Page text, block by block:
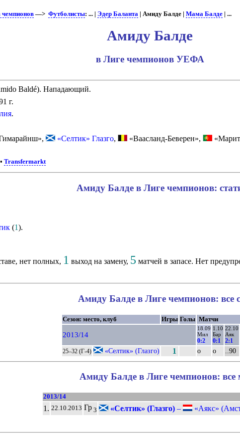
чемпионов—> Футболисты: ... | Эдер Баланта| Амиду Балде | Мама Балде| ...
Амиду Балде
в Лиге чемпионов УЕФА
Baldé). Нападающий.
г.
.
«Селтик» Глазго, «Ваасланд-Беверен»,
Transfermarkt
Амиду Балде в Лиге чемпионов:
(1).
нет полных, 1 выход на замену, 5 матчей в запасе. Нет
Амиду Балде в Лиге чемпионов: все
Сезон: место, клуб Игры Голы Матчи
2013/14
18.09
Мил
0:2
1.10
Бар
0:1
22.10
Аяк
2:1
25–32 (Г-4) «Селтик» (Глазго) 1 о о ..90
Амиду Балде в Лиге чемпионов: все
2013/14
1. 22.10.2013 Гр3 «Селтик» (Глазго)– «Аякс»